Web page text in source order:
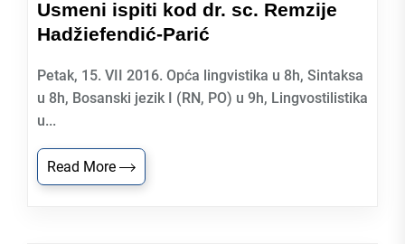
Usmeni ispiti kod dr. sc. Remzije
Hadžiefendić-Parić
Petak, 15. VII 2016. Opća lingvistika u 8h, Sintaksa
u 8h, Bosanski jezik I (RN, PO) u 9h, Lingvostilistika
u...
Read More